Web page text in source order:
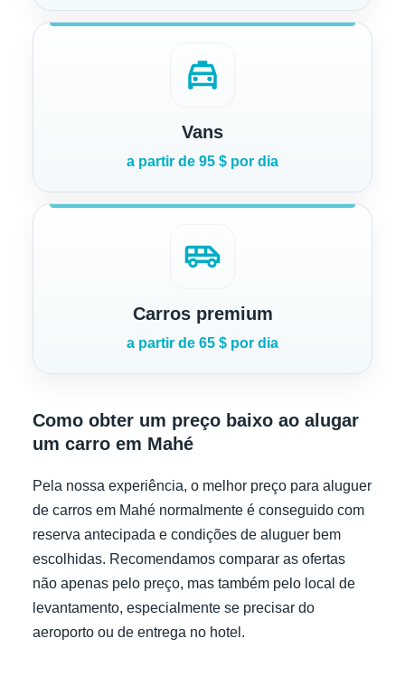
local_taxi
Vans
a partir de 95 $ por dia
airport_shuttle
Carros premium
a partir de 65 $ por dia
Como obter um preço baixo ao alugar
um carro em Mahé
Pela nossa experiência, o melhor preço para aluguer
de carros em Mahé normalmente é conseguido com
reserva antecipada e condições de aluguer bem
escolhidas. Recomendamos comparar as ofertas
não apenas pelo preço, mas também pelo local de
levantamento, especialmente se precisar do
aeroporto ou de entrega no hotel.